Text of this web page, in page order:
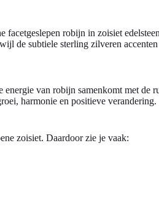
robijn in zoisiet
de subtiele sterling zilveren
van robijn samenkomt met de
harmonie en positieve
zoisiet. Daardoor zie je vaak: